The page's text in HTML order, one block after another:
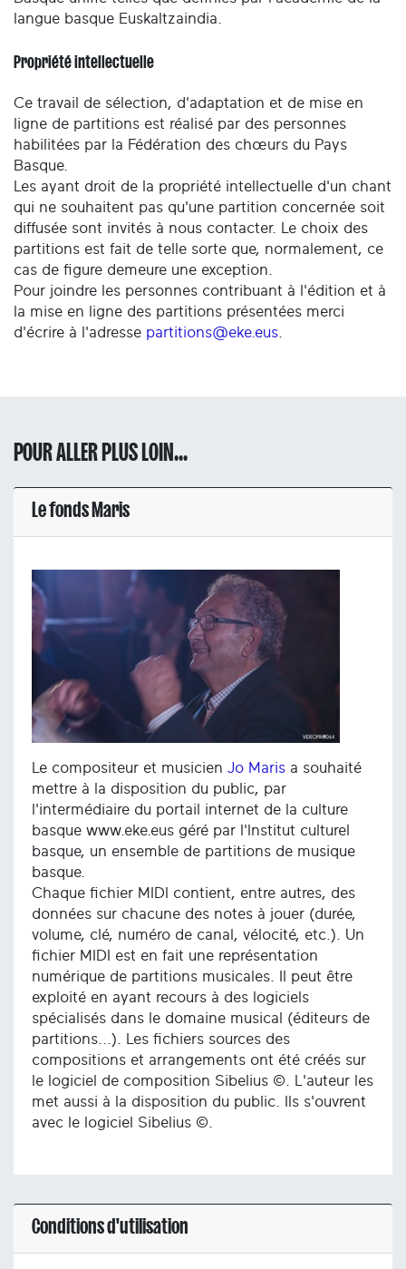
langue basque Euskaltzaindia.
Propriété intellectuelle
Ce travail de sélection, d'adaptation et de mise en
ligne de partitions est réalisé par des personnes
habilitées par la Fédération des chœurs du Pays
Basque.
Les ayant droit de la propriété intellectuelle d'un chant
qui ne souhaitent pas qu'une partition concernée soit
diffusée sont invités à nous contacter. Le choix des
partitions est fait de telle sorte que, normalement, ce
cas de figure demeure une exception.
Pour joindre les personnes contribuant à l'édition et à
la mise en ligne des partitions présentées merci
d'écrire à l'adresse partitions@eke.eus
POUR ALLER PLUS LOIN...
Le fonds Maris
Le compositeur et musicien Jo Maris a souhaité
mettre à la disposition du public, par
l'intermédiaire du portail internet de la culture
basque www.eke.eus géré par l'Institut culturel
basque, un ensemble de partitions de musique
basque.
Chaque fichier MIDI contient, entre autres, des
données sur chacune des notes à jouer (durée,
volume, clé, numéro de canal, vélocité, etc.). Un
fichier MIDI est en fait une représentation
numérique de partitions musicales. Il peut être
exploité en ayant recours à des logiciels
spécialisés dans le domaine musical (éditeurs de
partitions...). Les fichiers sources des
compositions et arrangements ont été créés sur
le logiciel de composition Sibelius ©. L'auteur les
met aussi à la disposition du public. Ils s'ouvrent
avec le logiciel Sibelius ©.
Conditions d'utilisation